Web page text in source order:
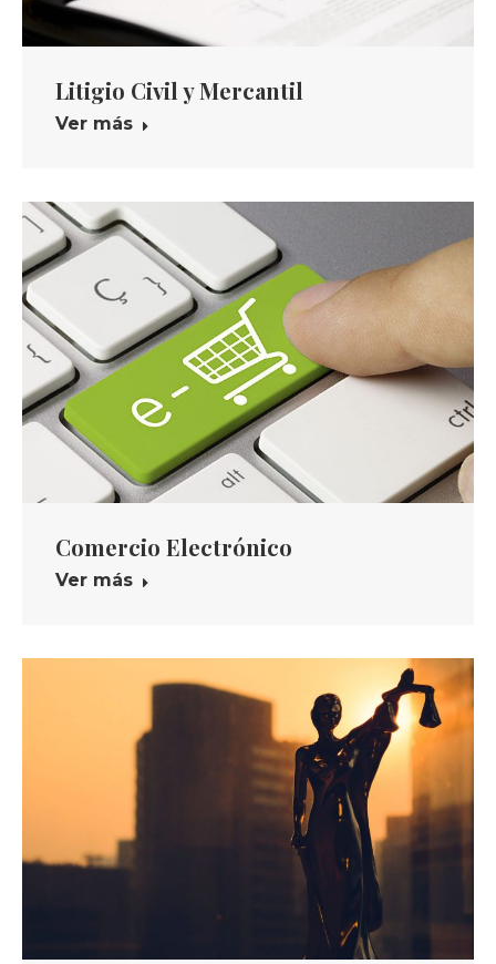
Litigio Civil y Mercantil
Ver más
Comercio Electrónico
Ver más